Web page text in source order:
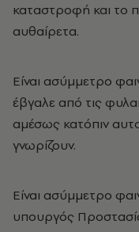
καταστροφή και το
αυθαίρετα.
Είναι ασύμμετρο
έβγαλε από τις
αμέσως κατόπιν
γνωρίζουν.
Είναι ασύμμετρο
υπουργός